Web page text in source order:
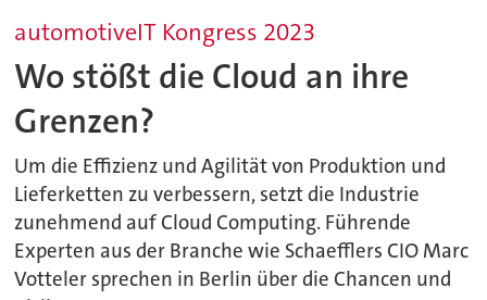
automotiveIT Kongress 2023
Wo stößt die Cloud an ihre
Grenzen?
Um die Effizienz und Agilität von Produktion und
Lieferketten zu verbessern, setzt die Industrie
zunehmend auf Cloud Computing. Führende
Experten aus der Branche wie Schaefflers CIO Marc
Votteler sprechen in Berlin über die Chancen und